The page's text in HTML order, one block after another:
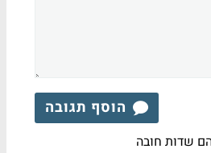
הוסף תגובה
שדות חובה